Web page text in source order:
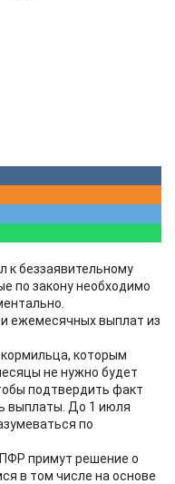
к беззаявительному
по закону необходимо
ежемесячных выплат из
которым
не нужно будет
подтвердить факт
выплаты. До 1 июля
по
примут решение о
в том числе на основе